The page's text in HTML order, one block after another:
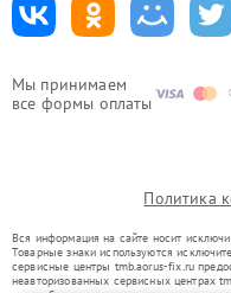
Мы принимаем
все формы оплаты
Политика
Вся информация на сайте носит
Товарные знаки используются
сервисные центры tmb.aorus-fix.ru
неавторизованных сервисных центрах